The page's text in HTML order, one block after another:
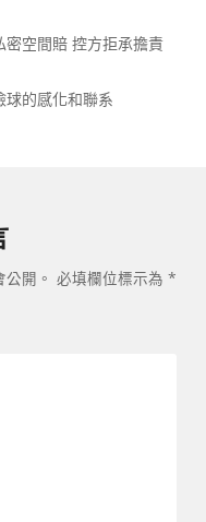
密空間賠 控方拒承擔責
球的感化和聯系
開。 必填欄位標示為 *